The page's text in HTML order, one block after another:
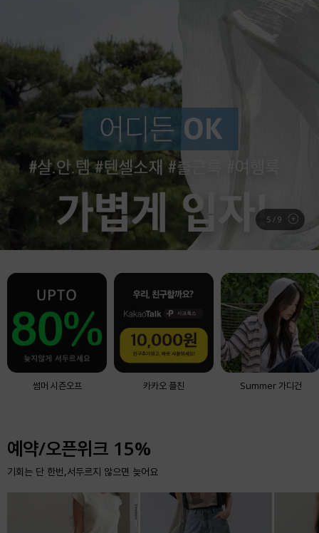
BEST ITEM
실시간 베스트 아이템
6 / 9
썸머 시즌오프 카카오 플친 Summer 가디건
예약/오픈위크 15%
기회는 단 한번,서두르지 않으면 늦어요